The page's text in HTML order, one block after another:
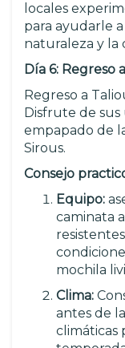
locales
para ayudarle
naturaleza y la
Día 6: Regreso
Regreso a
Disfrute de
empapado de
Sirous.
Consejo
Equipo:
caminata
mochila
Clima:
antes de
climáticas